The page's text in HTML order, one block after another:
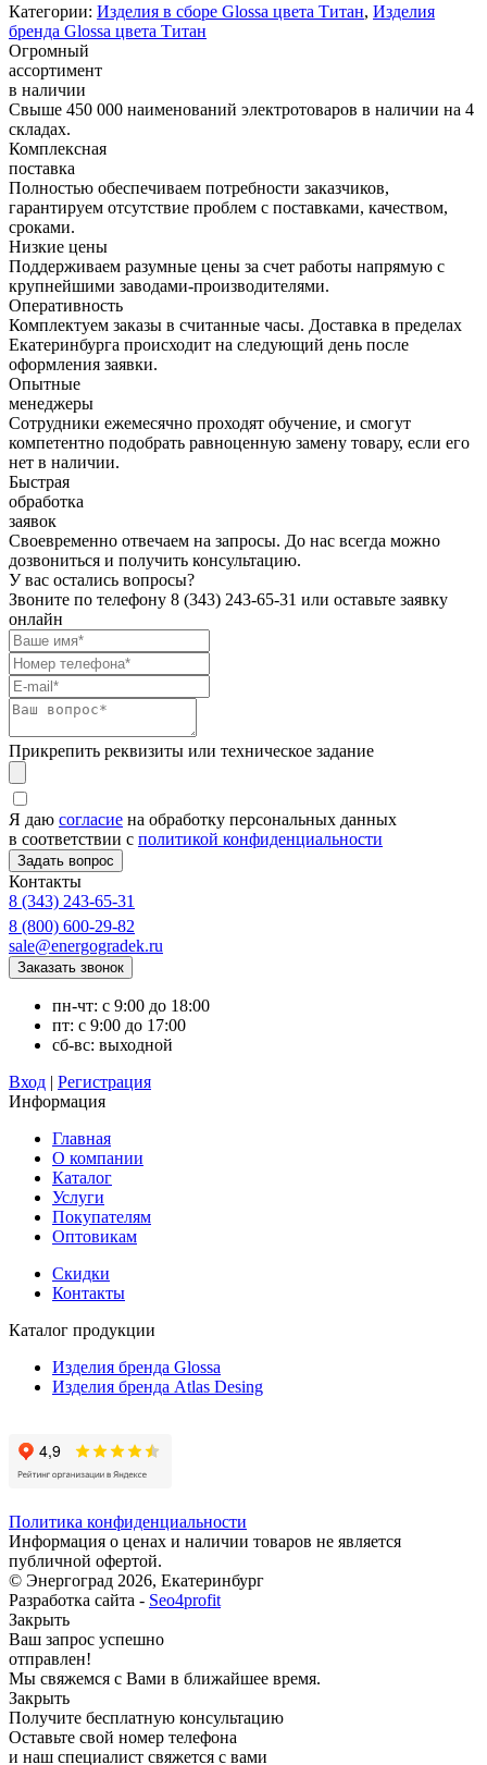
Категории: Изделия в сборе Glossa цвета Титан, Изделия
бренда Glossa цвета Титан
Огромный
ассортимент
в наличии
Свыше 450 000 наименований электротоваров в наличии на 4
складах.
Комплексная
поставка
Полностью обеспечиваем потребности заказчиков,
гарантируем отсутствие проблем с поставками, качеством,
сроками.
Низкие цены
Поддерживаем разумные цены за счет работы напрямую с
крупнейшими заводами-производителями.
Оперативность
Комплектуем заказы в считанные часы. Доставка в пределах
Екатеринбурга происходит на следующий день после
оформления заявки.
Опытные
менеджеры
Сотрудники ежемесячно проходят обучение, и смогут
компетентно подобрать равноценную замену товару, если его
нет в наличии.
Быстрая
обработка
заявок
Своевременно отвечаем на запросы. До нас всегда можно
дозвониться и получить консультацию.
У вас остались вопросы?
Звоните по телефону 8 (343) 243-65-31 или оставьте заявку
онлайн
Прикрепить реквизиты или техническое задание
Я даю согласие на обработку персональных данных
в соответствии с политикой конфиденциальности
Контакты
8 (343) 243-65-31
8 (800) 600-29-82
sale@energogradek.ru
пн-чт: с 9:00 до 18:00
пт: с 9:00 до 17:00
сб-вс: выходной
Вход | Регистрация
Информация
Главная
О компании
Каталог
Услуги
Покупателям
Оптовикам
Скидки
Контакты
Каталог продукции
Изделия бренда Glossa
Изделия бренда Atlas Desing
Политика конфиденциальности
Информация о ценах и наличии товаров не является
публичной офертой.
© Энергоград 2026, Екатеринбург
Разработка сайта - Seo4profit
Закрыть
Ваш запрос успешно
отправлен!
Мы свяжемся с Вами в ближайшее время.
Закрыть
Получите бесплатную консультацию
Оставьте свой номер телефона
и наш специалист свяжется с вами